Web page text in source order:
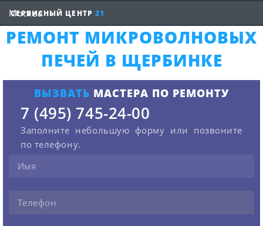
СЕРВИСНЫЙ ЦЕНТР 21
РЕМОНТ МИКРОВОЛНОВЫХ
ПЕЧЕЙ В ЩЕРБИНКЕ
ВЫЗВАТЬ МАСТЕРА ПО РЕМОНТУ
7 (495) 745-24-00
Заполните небольшую форму или позвоните
по телефону.